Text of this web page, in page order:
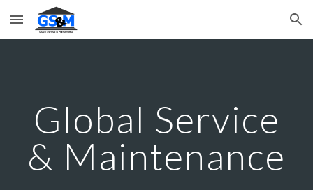
Skip to main content Skip to navigation
Global Service
& Maintenance